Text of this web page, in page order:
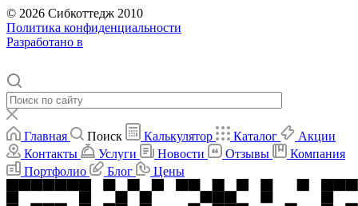
© 2026 Сибкоттедж 2010
Политика конфиденциальности
Разработано в
Главная Поиск Калькулятор Каталог
Акции
Контакты
Услуги Новости Отзывы
Компания
Портфолио
Блог Цены